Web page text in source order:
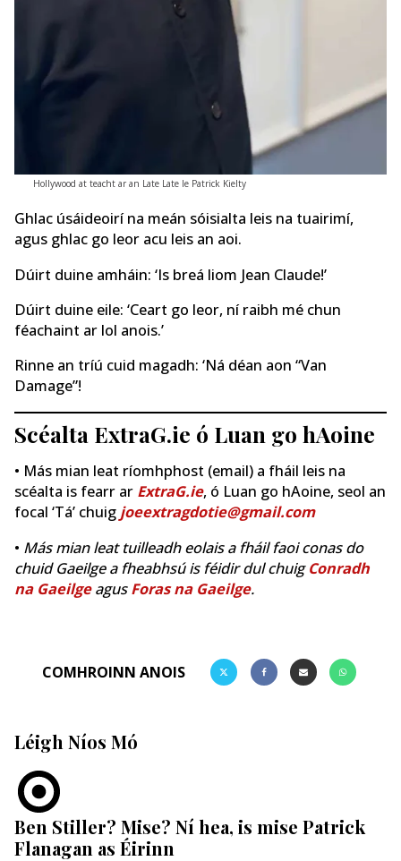
Hollywood at teacht ar an Late Late le Patrick Kielty
Ghlac úsáideoirí na meán sóisialta leis na tuairimí,
agus ghlac go leor acu leis an aoi.
Dúirt duine amháin: ‘Is breá liom Jean Claude!’
Dúirt duine eile: ‘Ceart go leor, ní raibh mé chun
féachaint ar lol anois.’
Rinne an tríú cuid magadh: ‘Ná déan aon “Van
Damage”!
Scéalta ExtraG.ie ó Luan go hAoine
• Más mian leat ríomhphost (email) a fháil leis na
scéalta is fearr ar ExtraG.ie, ó Luan go hAoine, seol an
focal ‘Tá’ chuig joeextragdotie@gmail.com
• Más mian leat tuilleadh eolais a fháil faoi conas do
chuid Gaeilge a fheabhsú is féidir dul chuigConradh
na GaeilgeagusForas na Gaeilge.
COMHROINN ANOIS
Léigh Níos Mó
Ben Stiller? Mise? Ní hea, is mise Patrick
Flanagan as Éirinn